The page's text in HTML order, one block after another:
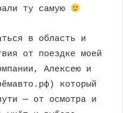
ту самую
в область и
от поездке моей
Алексею и
который
— от осмотра и